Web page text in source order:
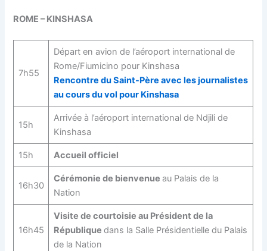
ROME – KINSHASA
7h55
Départ en avion de l’aéroport international de
Rome/Fiumicino pour Kinshasa
Rencontre du Saint-Père avec les journalistes
au cours du vol pour Kinshasa
15h
Arrivée à l’aéroport international de Ndjili de
Kinshasa
15h Accueil officiel
16h30
Cérémonie de bienvenue au Palais de la
Nation
16h45
Visite de courtoisie au Président de la
République dans la Salle Présidentielle du Palais
de la Nation